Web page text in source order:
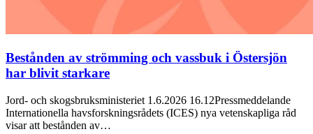
Bestånden av strömming och vassbuk i Östersjön
har blivit starkare
Jord- och skogsbruksministeriet 1.6.2026 16.12Pressmeddelande
Internationella havsforskningsrådets (ICES) nya vetenskapliga råd
visar att bestånden av…